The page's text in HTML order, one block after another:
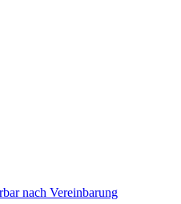
nach Vereinbarung